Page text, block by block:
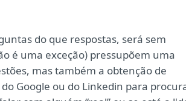
do que respostas, será sem
é uma exceção) pressupõem uma
mas também a obtenção de
Google ou do Linkedin para